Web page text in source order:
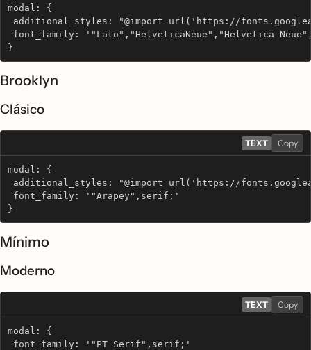
modal: {
additional_styles: "@import url('https://
font_family: '"Lato","HelveticaNeue","Helvetica
}
Brooklyn
Clásico
TEXT Copy
modal: {
additional_styles: "@import url('https://
font_family: '"Arapey",serif;'
}
Mínimo
Moderno
TEXT Copy
modal: {
font_family: '"PT Serif",serif;'